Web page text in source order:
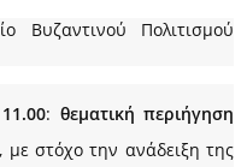
Βυζαντινού Πολιτισμού
: θεματική περιήγηση
, με στόχο την ανάδειξη της